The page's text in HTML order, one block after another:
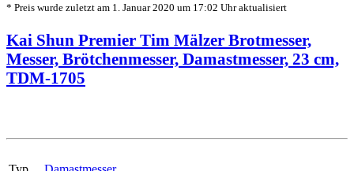
* Preis wurde zuletzt am 1. Januar 2020 um 17:02 Uhr aktualisiert
Kai Shun Premier Tim Mälzer Brotmesser,
Messer, Brötchenmesser, Damastmesser, 23 cm,
TDM-1705